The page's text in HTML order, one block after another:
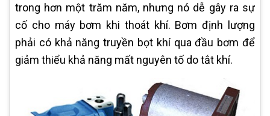
trong hơn một trăm năm, nhưng nó dễ gây ra sự
cố cho máy bơm khi thoát khí. Bơm định lượng
phải có khả năng truyền bọt khí qua đầu bơm để
giảm thiểu khả năng mất nguyên tố do tắt khí.